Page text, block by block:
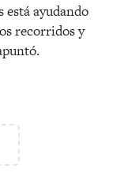
está ayudando
recorridos y